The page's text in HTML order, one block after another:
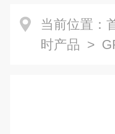
当前位置：
时产品 >